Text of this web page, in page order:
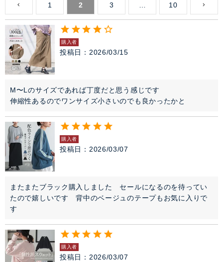
1 2 3 10
購入者
投稿日 2026/03/15
M〜Lのサイズであれば丁度だと思う感じです
伸縮性あるのでワンサイズ小さいのでも良かったかと
購入者
投稿日 2026/03/07
またまたブラック購入しました　セールになるのを待ってい
たので嬉しいです　背中のベージュのテープもお気に入りで
す
購入者
投稿日 2026/03/07